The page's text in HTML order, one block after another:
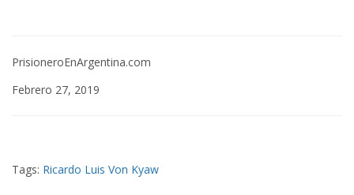
PrisioneroEnArgentina.com
Febrero 27, 2019
Tags: Ricardo Luis Von Kyaw